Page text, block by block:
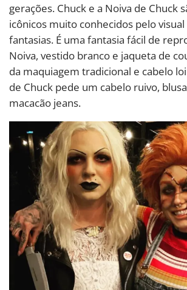
gerações. Chuck e a Noiva de Chuck
icônicos muito conhecidos pelo
fantasias. É uma fantasia fácil de
Noiva, vestido branco e jaqueta de
da maquiagem tradicional e cabelo
de Chuck pede um cabelo ruivo,
macacão jeans.